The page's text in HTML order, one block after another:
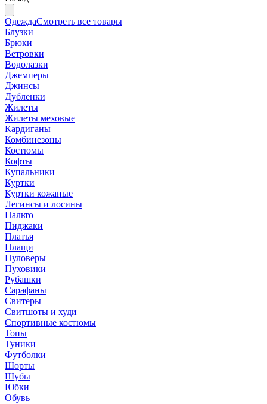
ОдеждаСмотреть все товары
Блузки
Брюки
Ветровки
Водолазки
Джемперы
Джинсы
Дубленки
Жилеты
Жилеты меховые
Кардиганы
Комбинезоны
Костюмы
Кофты
Купальники
Куртки
Куртки кожаные
Легинсы и лосины
Пальто
Пиджаки
Платья
Плащи
Пуловеры
Пуховики
Рубашки
Сарафаны
Свитеры
Свитшоты и худи
Спортивные костюмы
Топы
Туники
Футболки
Шорты
Шубы
Юбки
Обувь